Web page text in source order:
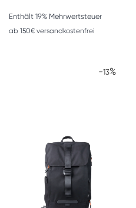
Enthält 19% Mehrwertsteuer
ab 150€ versandkostenfrei
-13%